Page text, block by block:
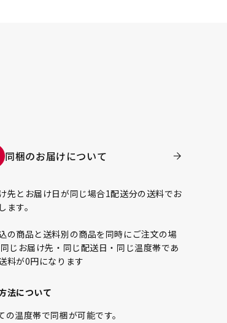
同梱のお届けについて
先とお届け日が同じ場合1配送分の送料でお
ます。
の商品と送料別の商品を同時にご注文の場
じお届け先・同じ配送日・同じ温度帯であ
料が0円になります
法について
の温度帯で同梱が可能です。